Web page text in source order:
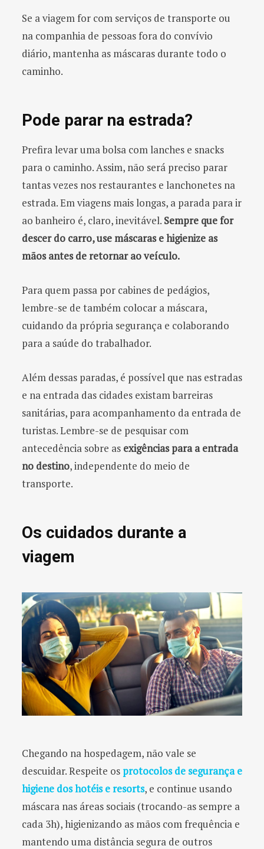
Se a viagem for com serviços de transporte ou
na companhia de pessoas fora do convívio
diário, mantenha as máscaras durante todo o
caminho.
Pode parar na estrada?
Prefira levar uma bolsa com lanches e snacks
para o caminho. Assim, não será preciso parar
tantas vezes nos restaurantes e lanchonetes na
estrada. Em viagens mais longas, a parada para ir
ao banheiro é, claro, inevitável. Sempre que for
descer do carro, use máscaras e higienize as
mãos antes de retornar ao veículo.
Para quem passa por cabines de pedágios,
lembre-se de também colocar a máscara,
cuidando da própria segurança e colaborando
para a saúde do trabalhador.
Além dessas paradas, é possível que nas estradas
e na entrada das cidades existam barreiras
sanitárias, para acompanhamento da entrada de
turistas. Lembre-se de pesquisar com
antecedência sobre as exigências para a entrada
no destino, independente do meio de
transporte.
Os cuidados durante a
viagem
Chegando na hospedagem, não vale se
descuidar. Respeite os protocolos de segurança e
higiene dos hotéis e resorts, e continue usando
máscara nas áreas sociais (trocando-as sempre a
cada 3h), higienizando as mãos com frequência e
mantendo uma distância segura de outros